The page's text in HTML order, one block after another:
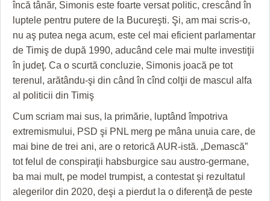
încă tânăr, Simonis este foarte versat politic, crescând în
luptele pentru putere de la Bucureşti. Şi, am mai scris-o,
nu aş putea nega acum, este cel mai eficient parlamentar
de Timiş de după 1990, aducând cele mai multe investiţii
în judeţ. Ca o scurtă concluzie, Simonis joacă pe tot
terenul, arătându-şi din când în cînd colţii de mascul alfa
al politicii din Timiş
Cum scriam mai sus, la primărie, luptând împotriva
extremismului, PSD şi PNL merg pe mâna unuia care, de
mai bine de trei ani, are o retorică AUR-istă. „Demască”
tot felul de conspiraţii habsburgice sau austro-germane,
ba mai mult, pe model trumpist, a contestat şi rezultatul
alegerilor din 2020, deşi a pierdut la o diferenţă de peste